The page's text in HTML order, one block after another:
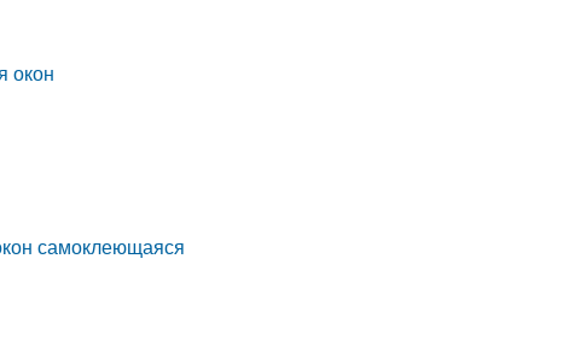
окон
самоклеющаяся